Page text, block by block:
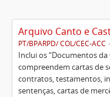
Arquivo Canto e
PT/BPARPD/ COL/CEC-ACC
Inclui os “Documentos
compreendem cartas de
contratos, testamentos,
sentenças, cartas de